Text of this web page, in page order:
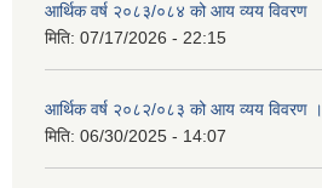
आर्थिक वर्ष २०८३/०८४ को आय व्यय विवरण
मिति: 07/17/2026 - 22:15
आर्थिक वर्ष २०८२/०८३ को आय व्यय विवरण ।
मिति: 06/30/2025 - 14:07